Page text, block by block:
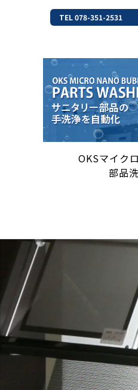
TEL 078-351-2531
OKSマイク
部品